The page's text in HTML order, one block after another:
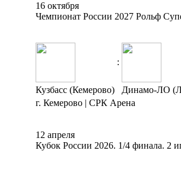
16 октября
Чемпионат России 2027 Рольф
:
Кузбасс (Кемерово)
Динамо-ЛО
г. Кемерово | СРК Арена
12 апреля
Кубок России 2026. 1/4 финала. 2